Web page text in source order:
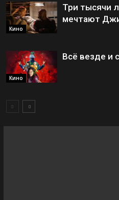
Кино
Три тысячи
мечтают
Кино
Всё везде и